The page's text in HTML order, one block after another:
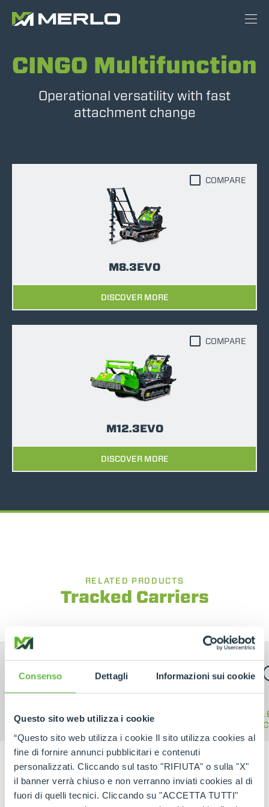
Consenso Dettagli Informazioni sui cookie
Questo sito web utilizza i cookie
“Questo sito web utilizza i cookie Il sito utilizza cookies al
fine di fornire annunci pubblicitari e contenuti
personalizzati. Cliccando sul tasto "RIFIUTA" o sulla "X"
il banner verrà chiuso e non verranno inviati cookies al di
fuori di quelli tecnici. Cliccando su "ACCETTA TUTTI"
CINGO Multifunction
Operational versatility with fast
attachment change
M8.3EVO
DISCOVER MORE
COMPARE
M12.3EVO
DISCOVER MORE
COMPARE
RELATED PRODUCTS
Tracked Carriers
CINGO
TRANSPORTER
CINGO TOOL
CARRIER